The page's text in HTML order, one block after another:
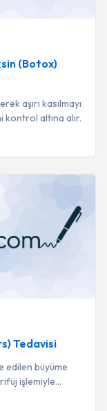
(Botox)
aşırı kasılmayı
kontrol altına alır.
Tedavisi
edilen büyüme
işlemiyle